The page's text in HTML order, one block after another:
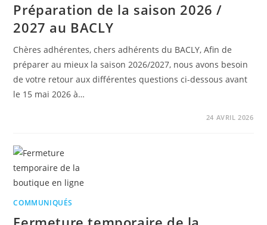
Préparation de la saison 2026 /
2027 au BACLY
Chères adhérentes, chers adhérents du BACLY, Afin de
préparer au mieux la saison 2026/2027, nous avons besoin
de votre retour aux différentes questions ci-dessous avant
le 15 mai 2026 à…
24 AVRIL 2026
COMMUNIQUÉS